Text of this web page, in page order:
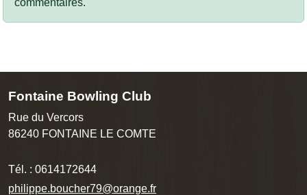
Fontaine Bowling Club
Rue du Vercors
86240 FONTAINE LE COMTE
Tél. : 0614172644
philippe.boucher79@orange.fr